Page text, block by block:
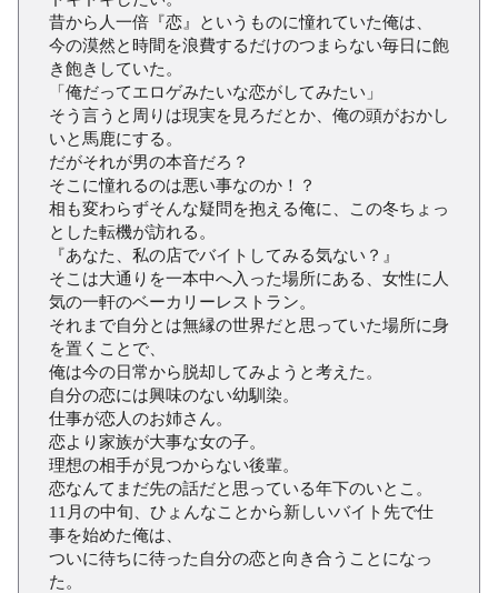
昔から人一倍『恋』というものに憧れていた俺は、
今の漠然と時間を浪費するだけのつまらない毎日に飽
き飽きしていた。
「俺だってエロゲみたいな恋がしてみたい」
そう言うと周りは現実を見ろだとか、俺の頭がおかし
いと馬鹿にする。
だがそれが男の本音だろ？
そこに憧れるのは悪い事なのか！？
相も変わらずそんな疑問を抱える俺に、この冬ちょっ
とした転機が訪れる。
『あなた、私の店でバイトしてみる気ない？』
そこは大通りを一本中へ入った場所にある、女性に人
気の一軒のベーカリーレストラン。
それまで自分とは無縁の世界だと思っていた場所に身
を置くことで、
俺は今の日常から脱却してみようと考えた。
自分の恋には興味のない幼馴染。
仕事が恋人のお姉さん。
恋より家族が大事な女の子。
理想の相手が見つからない後輩。
恋なんてまだ先の話だと思っている年下のいとこ。
11月の中旬、ひょんなことから新しいバイト先で仕
事を始めた俺は、
ついに待ちに待った自分の恋と向き合うことになっ
た。